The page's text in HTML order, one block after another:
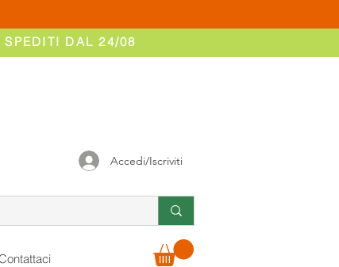
DAL 24/08
Accedi/Iscriviti